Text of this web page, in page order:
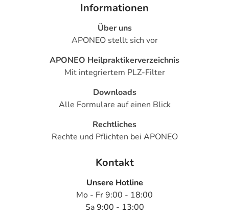
Informationen
Über uns
APONEO stellt sich vor
APONEO Heilpraktikerverzeichnis
Mit integriertem PLZ-Filter
Downloads
Alle Formulare auf einen Blick
Rechtliches
Rechte und Pflichten bei APONEO
Kontakt
Unsere Hotline
Mo - Fr 9:00 - 18:00
Sa 9:00 - 13:00